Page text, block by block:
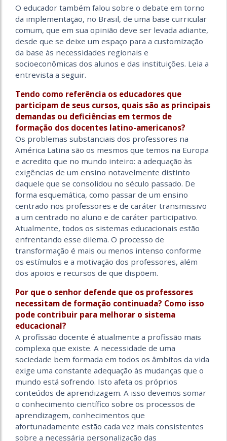
O educador também falou sobre o debate em torno
da implementação, no Brasil, de uma base curricular
comum, que em sua opinião deve ser levada adiante,
desde que se deixe um espaço para a customização
da base às necessidades regionais e
socioeconômicas dos alunos e das instituições. Leia a
entrevista a seguir.
Tendo como referência os educadores que
participam de seus cursos, quais são as principais
demandas ou deficiências em termos de
formação dos docentes latino-americanos?
Os problemas substanciais dos professores na
América Latina são os mesmos que temos na Europa
e acredito que no mundo inteiro: a adequação às
exigências de um ensino notavelmente distinto
daquele que se consolidou no século passado. De
forma esquemática, como passar de um ensino
centrado nos professores e de caráter transmissivo
a um centrado no aluno e de caráter participativo.
Atualmente, todos os sistemas educacionais estão
enfrentando esse dilema. O processo de
transformação é mais ou menos intenso conforme
os estímulos e a motivação dos professores, além
dos apoios e recursos de que dispõem.
Por que o senhor defende que os professores
necessitam de formação continuada? Como isso
pode contribuir para melhorar o sistema
educacional?
A profissão docente é atualmente a profissão mais
complexa que existe. A necessidade de uma
sociedade bem formada em todos os âmbitos da vida
exige uma constante adequação às mudanças que o
mundo está sofrendo. Isto afeta os próprios
conteúdos de aprendizagem. A isso devemos somar
o conhecimento científico sobre os processos de
aprendizagem, conhecimentos que
afortunadamente estão cada vez mais consistentes
sobre a necessária personalização das